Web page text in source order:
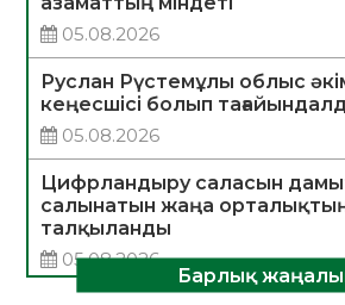
05.08.2026
Руслан Рүстемұлы облыс
кеңесшісі болып
05.08.2026
Цифрландыру саласын
салынатын жаңа
талқыланды
05.08.2026
Барлық